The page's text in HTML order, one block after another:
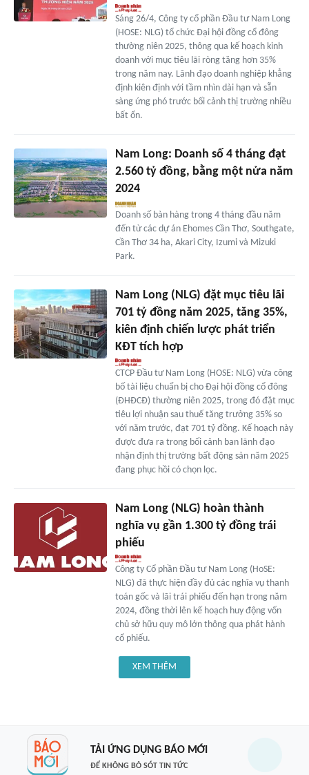
Sáng 26/4, Công ty cổ phần Đầu tư Nam Long
(HOSE: NLG) tổ chức Đại hội đồng cổ đông
thường niên 2025, thông qua kế hoạch kinh
doanh với mục tiêu lãi ròng tăng hơn 35%
trong năm nay. Lãnh đạo doanh nghiệp khẳng
định kiên định với tầm nhìn dài hạn và sẵn
sàng ứng phó trước bối cảnh thị trường nhiều
bất ổn.
Nam Long: Doanh số 4 tháng đạt
2.560 tỷ đồng, bằng một nửa năm
2024
Doanh số bàn hàng trong 4 tháng đầu năm
đến từ các dự án Ehomes Cần Thơ, Southgate,
Cần Thơ 34 ha, Akari City, Izumi và Mizuki
Park.
Nam Long (NLG) đặt mục tiêu lãi
701 tỷ đồng năm 2025, tăng 35%,
kiên định chiến lược phát triển
KĐT tích hợp
CTCP Đầu tư Nam Long (HOSE: NLG) vừa công
bố tài liệu chuẩn bị cho Đại hội đồng cổ đông
(ĐHĐCĐ) thường niên 2025, trong đó đặt mục
tiêu lợi nhuận sau thuế tăng trưởng 35% so
với năm trước, đạt 701 tỷ đồng. Kế hoạch này
được đưa ra trong bối cảnh ban lãnh đạo
nhận định thị trường bất động sản năm 2025
đang phục hồi có chọn lọc.
Nam Long (NLG) hoàn thành
nghĩa vụ gần 1.300 tỷ đồng trái
phiếu
Công ty Cổ phần Đầu tư Nam Long (HoSE:
NLG) đã thực hiện đầy đủ các nghĩa vụ thanh
toán gốc và lãi trái phiếu đến hạn trong năm
2024, đồng thời lên kế hoạch huy động vốn
chủ sở hữu quy mô lớn thông qua phát hành
cổ phiếu.
XEM THÊM
TẢI ỨNG DỤNG BÁO MỚI
ĐỂ KHÔNG BỎ SÓT TIN TỨC